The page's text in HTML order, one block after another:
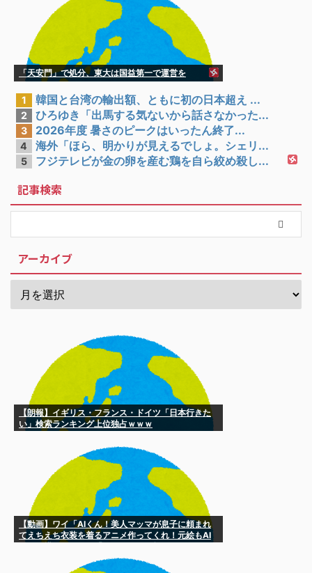
「天安門」で処分、東大は国益第一で運営を
1 韓国と台湾の輸出額、ともに初の日本超え ...
2 ひろゆき「出馬する気ないから話さなかった...
3 2026年度 暑さのピークはいったん終了...
4 海外「ほら、明かりが見えるでしょ。シェリ...
5 フジテレビが金の卵を産む鶏を自ら絞め殺し...
記事検索
アーカイブ
【朗報】イギリス・フランス・ドイツ「日本行きた
い」検索ランキング上位独占ｗｗｗ
【動画】ワイ「AIくん！美人マッマが息子に頼まれ
てえちえち衣装を着るアニメ作ってくれ！元絵もAI